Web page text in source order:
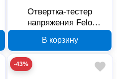
Отвертка-тестер
напряжения Felo
В корзину
-43%